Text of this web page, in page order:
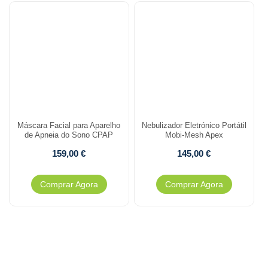
Máscara Facial para Aparelho
de Apneia do Sono CPAP
159,00€
Comprar Agora
Nebulizador Eletrónico Portátil
Mobi-Mesh Apex
145,00€
Comprar Agora